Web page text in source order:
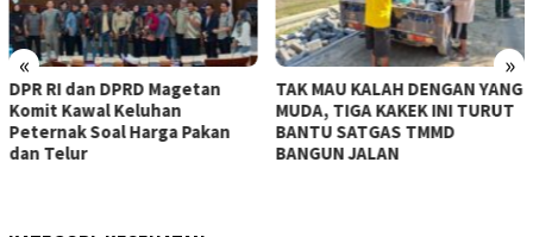
« »
TAK MAU KALAH DENGAN YANG
MUDA, TIGA KAKEK INI TURUT
BANTU SATGAS TMMD
BANGUN JALAN
KERASNYA BAHU JALAN TAK
MAMPU DITEMBUS, SATGAS
TMMD KE-129 KERAHKAN
MESIN-MESIN BOR BERUKURAN